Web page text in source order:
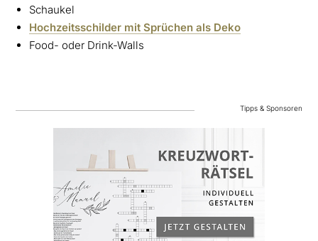
Schaukel
Hochzeitsschilder mit Sprüchen als Deko
Food- oder Drink-Walls
Tipps & Sponsoren